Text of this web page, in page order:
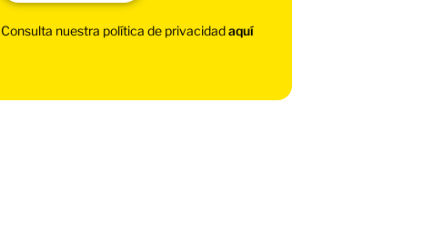
Consulta nuestra política de privacidadaquí